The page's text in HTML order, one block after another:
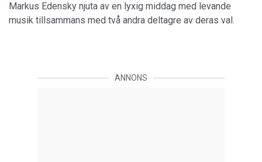
Markus Edensky njuta av en lyxig middag med levande
musik tillsammans med två andra deltagre av deras val.
ANNONS